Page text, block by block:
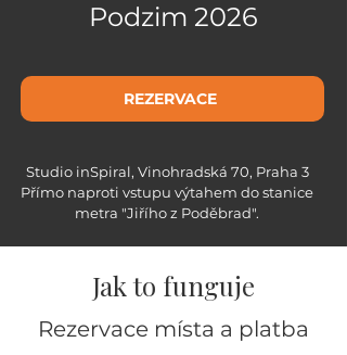
Podzim 2026
REZERVACE
Studio inSpiral, Vinohradská 70, Praha 3
Přímo naproti vstupu výtahem do stanice
metra "Jiřího z Poděbrad".
Jak to funguje
Rezervace místa a platba